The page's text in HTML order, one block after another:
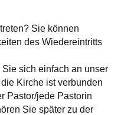
Sie können
des Wiedereintritts
Sie sich einfach an unser
Kirche ist verbunden
Pastor/jede Pastorin
Sie später zu der